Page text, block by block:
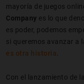
mayoría de juegos
Company es lo que
es poder, podemos
si queremos avanzar a
es otra historia
Con el lanzamiento de la